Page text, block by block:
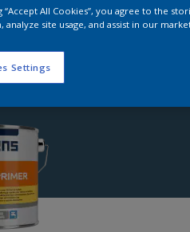
“Accept All Cookies”, you agree to the
analyze site usage, and assist in our
Settings